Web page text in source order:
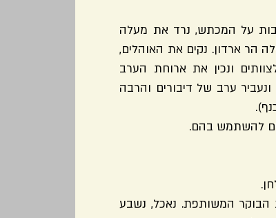
על המכתש, נרד את מעלה
הר ארדון. נקים את האוהלים,
ונכין את ארוחת הערב
ערב של דיבורים והרבה
להשתמש בהם.
הבוקר המשותפת. נאכל, נשבע